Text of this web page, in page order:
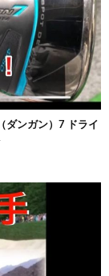
ダンガン）7 ドライ